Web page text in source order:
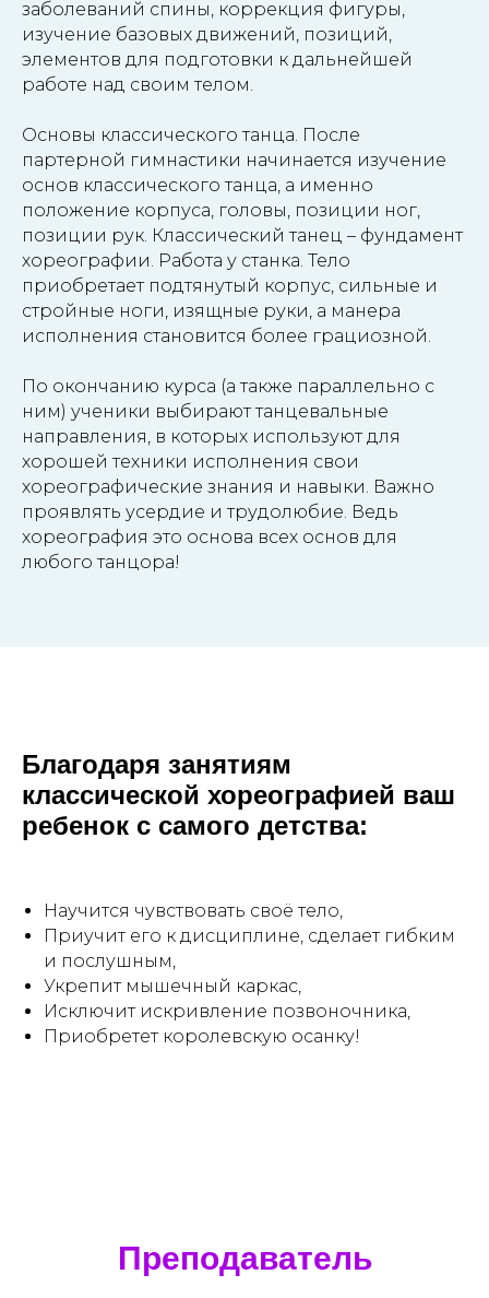
заболеваний спины, коррекция фигуры,
изучение базовых движений, позиций,
элементов для подготовки к дальнейшей
работе над своим телом.
Основы классического танца. После
партерной гимнастики начинается изучение
основ классического танца, а именно
положение корпуса, головы, позиции ног,
позиции рук. Классический танец – фундамент
хореографии. Работа у станка. Тело
приобретает подтянутый корпус, сильные и
стройные ноги, изящные руки, а манера
исполнения становится более грациозной.
По окончанию курса (а также параллельно с
ним) ученики выбирают танцевальные
направления, в которых используют для
хорошей техники исполнения свои
хореографические знания и навыки. Важно
проявлять усердие и трудолюбие. Ведь
хореография это основа всех основ для
любого танцора!
Благодаря занятиям
классической хореографией ваш
ребенок с самого детства:
Научится чувствовать своё тело,
Приучит его к дисциплине, сделает гибким
и послушным,
Укрепит мышечный каркас,
Исключит искривление позвоночника,
Приобретет королевскую осанку!
Преподаватель